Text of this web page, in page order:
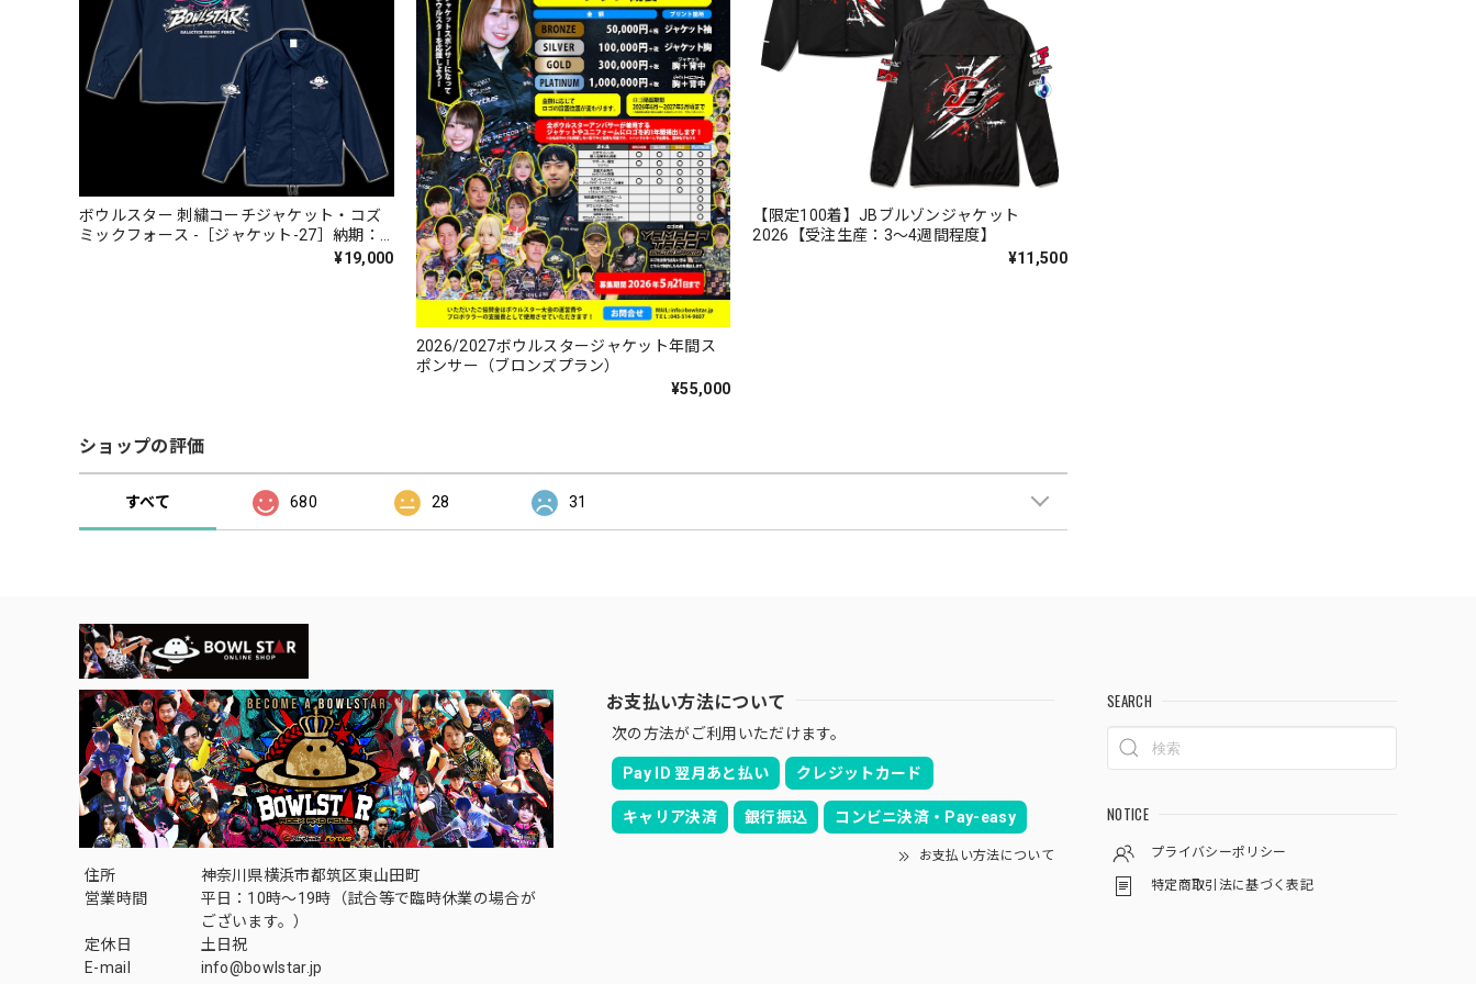
ボウルスター 刺繍コーチジャケット・コズ
ミックフォース -［ジャケット-27］納期：
¥19,000
2026/2027ボウルスタージャケット年間ス
ポンサー（ブロンズプラン）
¥55,000
【限定100着】JBブルゾンジャケット
2026【受注生産：3～4週間程度】
¥11,500
ショップの評価
すべて 680 28 31
住所
神奈川県横浜市都筑区東山田町
営業時間
平日：10時～19時（試合等で臨時休業の場合が
ございます。）
定休日
土日祝
E-mail
info@bowlstar.jp
お支払い方法について
次の方法がご利用いただけます。
Pay ID 翌月あと払い クレジットカード
キャリア決済 銀行振込 コンビニ決済・Pay-easy
お支払い方法について
SEARCH
NOTICE
プライバシーポリシー
特定商取引法に基づく表記